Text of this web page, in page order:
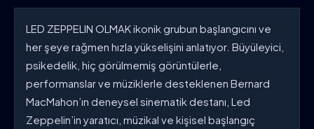
LED ZEPPELIN OLMAK ikonik grubun başlangıcını ve
her şeye rağmen hızla yükselişini anlatıyor. Büyüleyici,
psikedelik, hiç görülmemiş görüntülerle,
performanslar ve müziklerle desteklenen Bernard
MacMahon’ın deneysel sinematik destanı, Led
Zeppelin’in yaratıcı, müzikal ve kişisel başlangıç